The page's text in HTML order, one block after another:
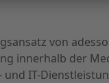
von
innerhalb der
IT-